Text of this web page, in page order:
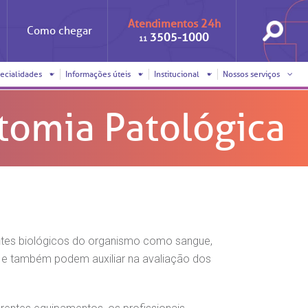
Como chegar Atendimentos 24h
11 3505-1000
Informações úteis Institucional Nossos serviços
Clínica Medicina da Mulher
Responsabilidade social
Voluntariado
Iniciativas
Horários de visita
Solicitação de cópia de
prontuário médico
Patológica
biológicos do organismo como sangue,
também podem auxiliar na avaliação dos